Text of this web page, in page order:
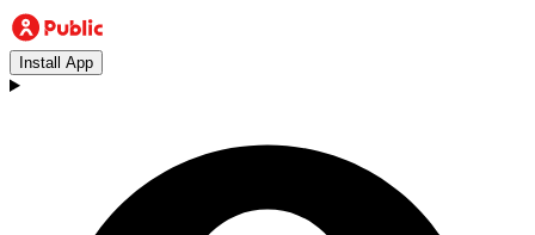
Install App